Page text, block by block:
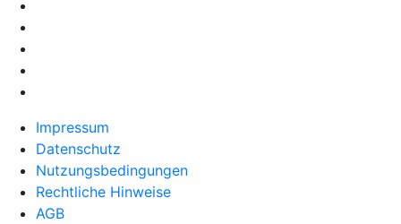
Impressum
Datenschutz
Nutzungsbedingungen
Rechtliche Hinweise
AGB